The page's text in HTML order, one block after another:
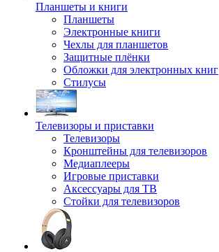
Планшеты и книги
Планшеты
Электронные книги
Чехлы для планшетов
Защитные плёнки
Обложки для электронных книг
Стилусы
Телевизоры и приставки
Телевизоры
Кронштейны для телевизоров
Медиаплееры
Игровые приставки
Аксессуары для ТВ
Стойки для телевизоров